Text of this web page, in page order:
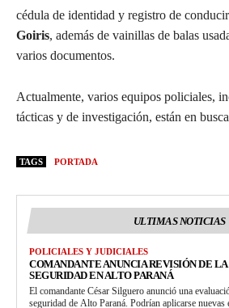
cédula de identidad y registro de
Goiris, además de vainillas de balas
varios documentos.
Actualmente, varios equipos policiales,
tácticas y de investigación, están en
TAGS PORTADA
ULTIMAS NOTICIAS
POLICIALES Y JUDICIALES
COMANDANTE ANUNCIA REVISIÓN DE
SEGURIDAD EN ALTO PARANÁ
El comandante César Silguero anunció una
seguridad de Alto Paraná. Podrían aplicarse nuevas